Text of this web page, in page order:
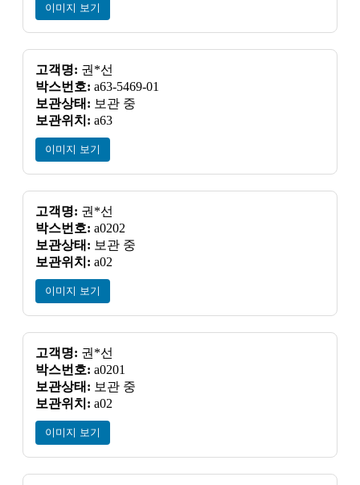
이미지 보기
고객명: 권*선
박스번호: a63-5469-01
보관상태: 보관 중
보관위치: a63
이미지 보기
고객명: 권*선
박스번호: a0202
보관상태: 보관 중
보관위치: a02
이미지 보기
고객명: 권*선
박스번호: a0201
보관상태: 보관 중
보관위치: a02
이미지 보기